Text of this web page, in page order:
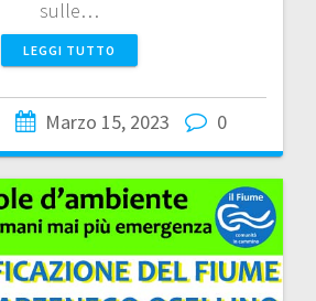
sulle…
LEGGI TUTTO
Marzo 15, 2023 0